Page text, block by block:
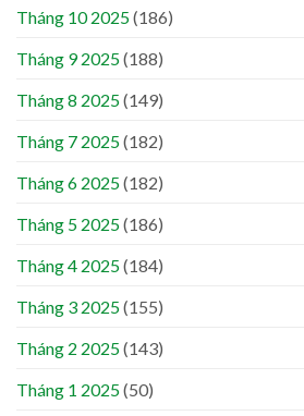
Tháng 10 2025(186)
Tháng 9 2025(188)
Tháng 8 2025(149)
Tháng 7 2025(182)
Tháng 6 2025(182)
Tháng 5 2025(186)
Tháng 4 2025(184)
Tháng 3 2025(155)
Tháng 2 2025(143)
Tháng 1 2025(50)